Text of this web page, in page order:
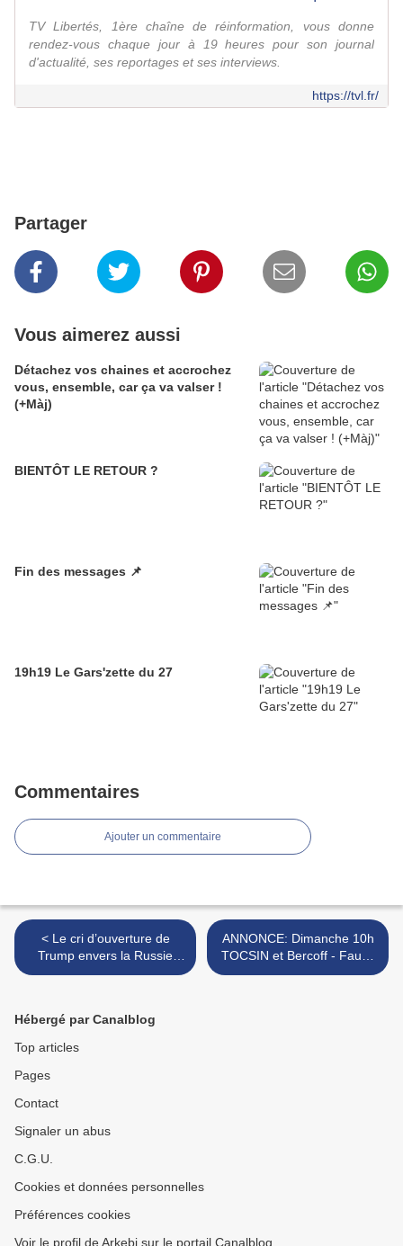
TV Libertés, 1ère chaîne de réinformation, vous donne
rendez-vous chaque jour à 19 heures pour son journal
d'actualité, ses reportages et ses interviews.
https://tvl.fr/
Partager
Vous aimerez aussi
Détachez vos chaines et accrochez
vous, ensemble, car ça va valser !
(+Màj)
BIENTÔT LE RETOUR ?
Fin des messages 📌
19h19 Le Gars'zette du 27
Commentaires
Ajouter un commentaire
< Le cri d’ouverture de
Trump envers la Russie
tombe à plat
ANNONCE: Dimanche 10h
TOCSIN et Bercoff - Fauci,
Facebook, Pfizer : "Il est
Hébergé par Canalblog
Top articles
Pages
Contact
Signaler un abus
C.G.U.
Cookies et données personnelles
Préférences cookies
Voir le profil de Arkebi sur le portail Canalblog